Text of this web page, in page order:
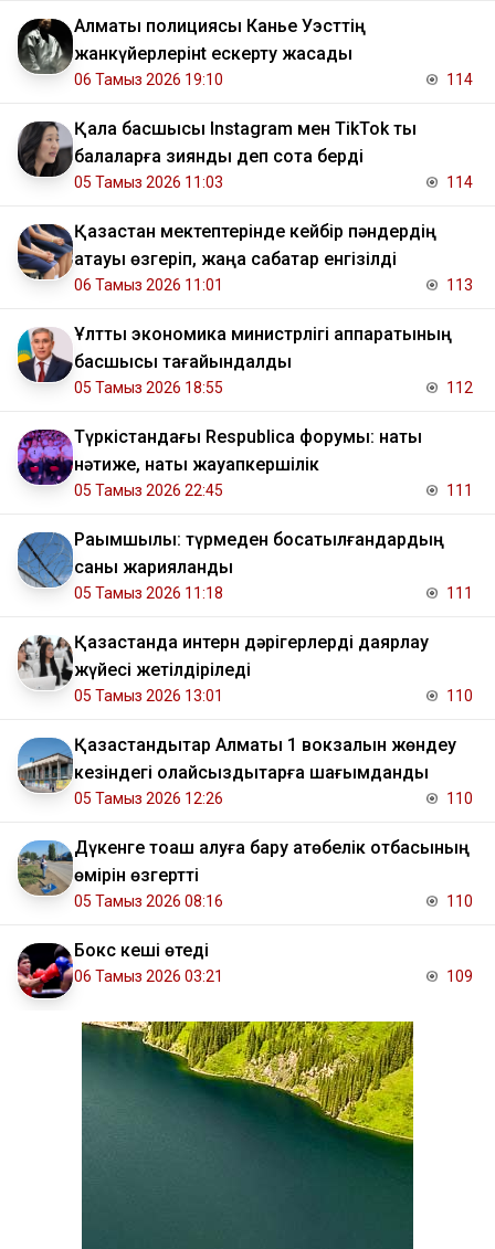
Алматы полициясы Канье Уэсттің
жанкүйерлерінt ескерту жасады
06 Тамыз 2026 19:10 114
Қала басшысы Instagram мен TikTok ты
балаларға зиянды деп сотқа берді
05 Тамыз 2026 11:03 114
Қазақстан мектептерінде кейбір пәндердің
атауы өзгеріп, жаңа сабақтар енгізілді
06 Тамыз 2026 11:01 113
Ұлттық экономика министрлігі аппаратының
басшысы тағайындалды
05 Тамыз 2026 18:55 112
Түркістандағы Respublica форумы: нақты
нәтиже, нақты жауапкершілік
05 Тамыз 2026 22:45 111
Рақымшылық: түрмеден босатылғандардың
саны жарияланды
05 Тамыз 2026 11:18 111
Қазақстанда интерн дәрігерлерді даярлау
жүйесі жетілдіріледі
05 Тамыз 2026 13:01 110
Қазақстандықтар Алматы 1 вокзалын жөндеу
кезіндегі қолайсыздықтарға шағымданды
05 Тамыз 2026 12:26 110
Дүкенге тоқаш алуға бару ақтөбелік отбасының
өмірін өзгертті
05 Тамыз 2026 08:16 110
Бокс кеші өтеді
06 Тамыз 2026 03:21 109